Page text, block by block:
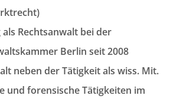
als Rechtsanwalt bei der
Berlin seit 2008
neben der Tätigkeit als wiss. Mit.
und forensische Tätigkeiten im